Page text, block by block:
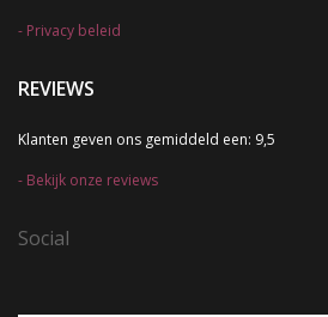
Privacy beleid
REVIEWS
Klanten geven ons gemiddeld een: 9,5
Bekijk onze reviews
Social